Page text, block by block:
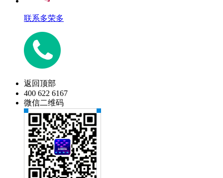
联系多荣多
返回顶部
400 622 6167
微信二维码